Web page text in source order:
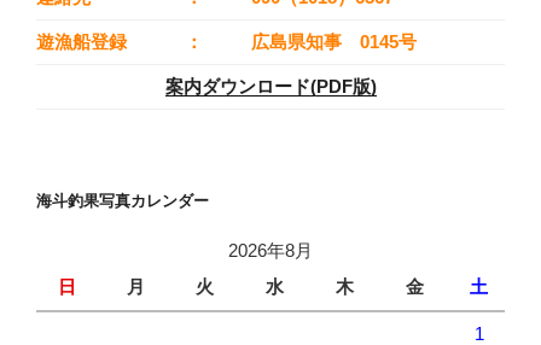
遊漁船登録 ： 広島県知事 0145号
案内ダウンロード(PDF版)
海斗釣果写真カレンダー
2026年8月
日
月 火 水 木 金 土
1